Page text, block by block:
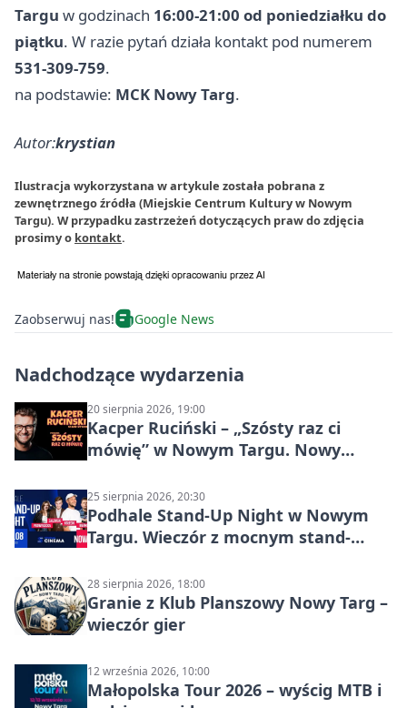
Targu w godzinach 16:00-21:00 od poniedziałku do
piątku. W razie pytań działa kontakt pod numerem
531-309-759.
na podstawie: MCK Nowy Targ.
Autor:krystian
Ilustracja wykorzystana w artykule została pobrana z
zewnętrznego źródła (Miejskie Centrum Kultury w Nowym
Targu). W przypadku zastrzeżeń dotyczących praw do zdjęcia
prosimy o kontakt.
Zaobserwuj nas! Google News
Nadchodzące wydarzenia
20 sierpnia 2026, 19:00
Kacper Ruciński – „Szósty raz ci
mówię” w Nowym Targu. Nowy
25 sierpnia 2026, 20:30
Podhale Stand-Up Night w Nowym
Targu. Wieczór z mocnym stand-
28 sierpnia 2026, 18:00
Granie z Klub Planszowy Nowy Targ –
wieczór gier
12 września 2026, 10:00
Małopolska Tour 2026 – wyścig MTB i